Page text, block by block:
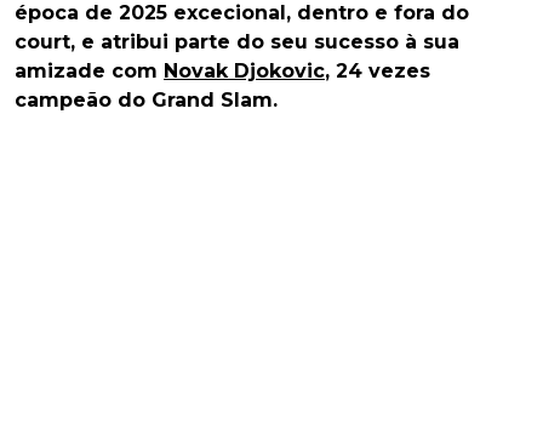
época de 2025 excecional, dentro e fora do
court, e atribui parte do seu sucesso à sua
amizade com Novak Djokovic, 24 vezes
campeão do Grand Slam.